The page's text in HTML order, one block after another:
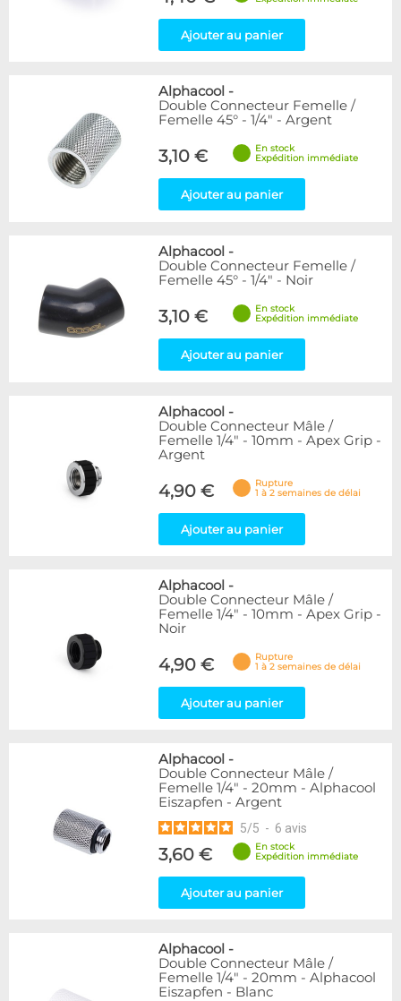
Ajouter au panier
Alphacool -
Double Connecteur Femelle /
Femelle 45° - 1/4" - Argent
3,10 €
En stock
Expédition immédiate
Ajouter au panier
Alphacool -
Double Connecteur Femelle /
Femelle 45° - 1/4" - Noir
3,10 €
En stock
Expédition immédiate
Ajouter au panier
Alphacool -
Double Connecteur Mâle /
Femelle 1/4" - 10mm - Apex Grip -
Argent
4,90 €
Rupture
1 à 2 semaines de délai
Ajouter au panier
Alphacool -
Double Connecteur Mâle /
Femelle 1/4" - 10mm - Apex Grip -
Noir
4,90 €
Rupture
1 à 2 semaines de délai
Ajouter au panier
Alphacool -
Double Connecteur Mâle /
Femelle 1/4" - 20mm - Alphacool
Eiszapfen - Argent
5/5 - 6 avis
3,60 €
En stock
Expédition immédiate
Ajouter au panier
Alphacool -
Double Connecteur Mâle /
Femelle 1/4" - 20mm - Alphacool
Eiszapfen - Blanc